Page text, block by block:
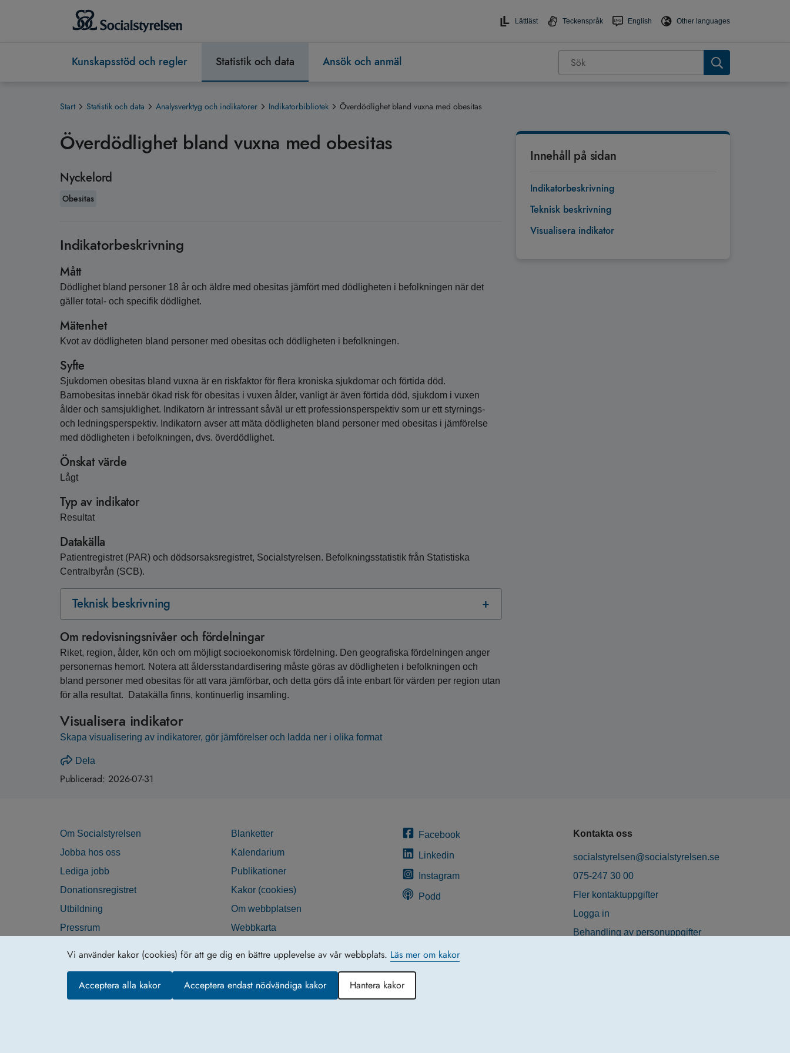
Vi använder kakor (cookies) för att ge dig en bättre upplevelse av vår webbplats. Läs mer om kakor
Acceptera alla kakor Acceptera endast nödvändiga kakor Hantera kakor
Lättläst Teckenspråk English Other languages
Kunskapsstöd och regler Statistik och data Ansök och anmäl
Start Statistik och data Analysverktyg och indikatorer Indikatorbibliotek Överdödlighet bland vuxna med obesitas
Innehåll på sidan
Indikatorbeskrivning
Teknisk beskrivning
Visualisera indikator
Överdödlighet bland vuxna med obesitas
Nyckelord
Obesitas
Indikatorbeskrivning
Mått
Dödlighet bland personer 18 år och äldre med obesitas jämfört med dödligheten i befolkningen när det
gäller total- och specifik dödlighet.
Mätenhet
Kvot av dödligheten bland personer med obesitas och dödligheten i befolkningen.
Syfte
Sjukdomen obesitas bland vuxna är en riskfaktor för flera kroniska sjukdomar och förtida död.
Barnobesitas innebär ökad risk för obesitas i vuxen ålder, vanligt är även förtida död, sjukdom i vuxen
ålder och samsjuklighet. Indikatorn är intressant såväl ur ett professionsperspektiv som ur ett styrnings-
och ledningsperspektiv. Indikatorn avser att mäta dödligheten bland personer med obesitas i jämförelse
med dödligheten i befolkningen, dvs. överdödlighet.
Önskat värde
Lågt
Typ av indikator
Resultat
Datakälla
Patientregistret (PAR) och dödsorsaksregistret, Socialstyrelsen. Befolkningsstatistik från Statistiska
Centralbyrån (SCB).
Teknisk beskrivning
Om redovisningsnivåer och fördelningar
Riket, region, ålder, kön och om möjligt socioekonomisk fördelning. Den geografiska fördelningen anger
personernas hemort. Notera att åldersstandardisering måste göras av dödligheten i befolkningen och
bland personer med obesitas för att vara jämförbar, och detta görs då inte enbart för värden per region utan
för alla resultat. Datakälla finns, kontinuerlig insamling.
Visualisera indikator
Skapa visualisering av indikatorer, gör jämförelser och ladda ner i olika format
Dela
Publicerad: 2026-07-31
Om Socialstyrelsen
Jobba hos oss
Lediga jobb
Donationsregistret
Utbildning
Pressrum
Blanketter
Kalendarium
Publikationer
Kakor (cookies)
Om webbplatsen
Webbkarta
Facebook
Linkedin
Instagram
Podd
Kontakta oss
socialstyrelsen@socialstyrelsen.se
075-247 30 00
Fler kontaktuppgifter
Logga in
Behandling av personuppgifter